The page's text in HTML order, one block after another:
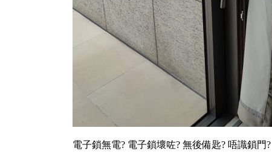
電子鎖無電? 電子鎖壞咗? 無後備匙? 唔識鎖門?